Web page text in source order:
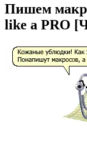
Пишем
like a PRO